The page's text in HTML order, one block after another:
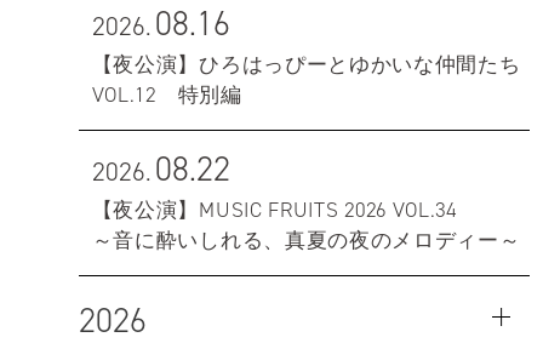
2026.08.16
【夜公演】ひろはっぴーとゆかいな仲間たち
VOL.12 特別編
2026.08.22
【夜公演】MUSIC FRUITS 2026 VOL.34
～音に酔いしれる、真夏の夜のメロディー～
2026